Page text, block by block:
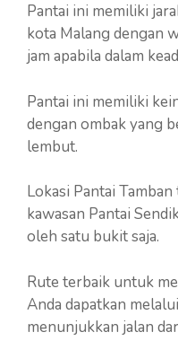
Pantai ini memiliki
kota Malang dengan
jam apabila dalam
Pantai ini memiliki
dengan ombak yang
lembut.
Lokasi Pantai
kawasan Pantai
oleh satu bukit saja.
Rute terbaik untuk
Anda dapatkan
menunjukkan jalan